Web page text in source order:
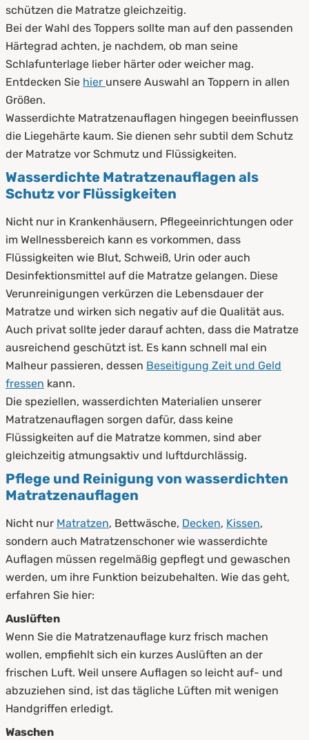
schützen die Matratze gleichzeitig.
Bei der Wahl des Toppers sollte man auf den passenden
Härtegrad achten, je nachdem, ob man seine
Schlafunterlage lieber härter oder weicher mag.
Entdecken Sie hier unsere Auswahl an Toppern in allen
Größen.
Wasserdichte Matratzenauflagen hingegen beeinflussen
die Liegehärte kaum. Sie dienen sehr subtil dem Schutz
der Matratze vor Schmutz und Flüssigkeiten.
Wasserdichte Matratzenauflagen als
Schutz vor Flüssigkeiten
Nicht nur in Krankenhäusern, Pflegeeinrichtungen oder
im Wellnessbereich kann es vorkommen, dass
Flüssigkeiten wie Blut, Schweiß, Urin oder auch
Desinfektionsmittel auf die Matratze gelangen. Diese
Verunreinigungen verkürzen die Lebensdauer der
Matratze und wirken sich negativ auf die Qualität aus.
Auch privat sollte jeder darauf achten, dass die Matratze
ausreichend geschützt ist. Es kann schnell mal ein
Malheur passieren, dessen Beseitigung Zeit und Geld
fressen kann.
Die speziellen, wasserdichten Materialien unserer
Matratzenauflagen sorgen dafür, dass keine
Flüssigkeiten auf die Matratze kommen, sind aber
gleichzeitig atmungsaktiv und luftdurchlässig.
Pflege und Reinigung von wasserdichten
Matratzenauflagen
Nicht nur Matratzen, Bettwäsche, Decken, Kissen,
sondern auch Matratzenschoner wie wasserdichte
Auflagen müssen regelmäßig gepflegt und gewaschen
werden, um ihre Funktion beizubehalten. Wie das geht,
erfahren Sie hier:
Auslüften
Wenn Sie die Matratzenauflage kurz frisch machen
wollen, empfiehlt sich ein kurzes Auslüften an der
frischen Luft. Weil unsere Auflagen so leicht auf- und
abzuziehen sind, ist das tägliche Lüften mit wenigen
Handgriffen erledigt.
Waschen